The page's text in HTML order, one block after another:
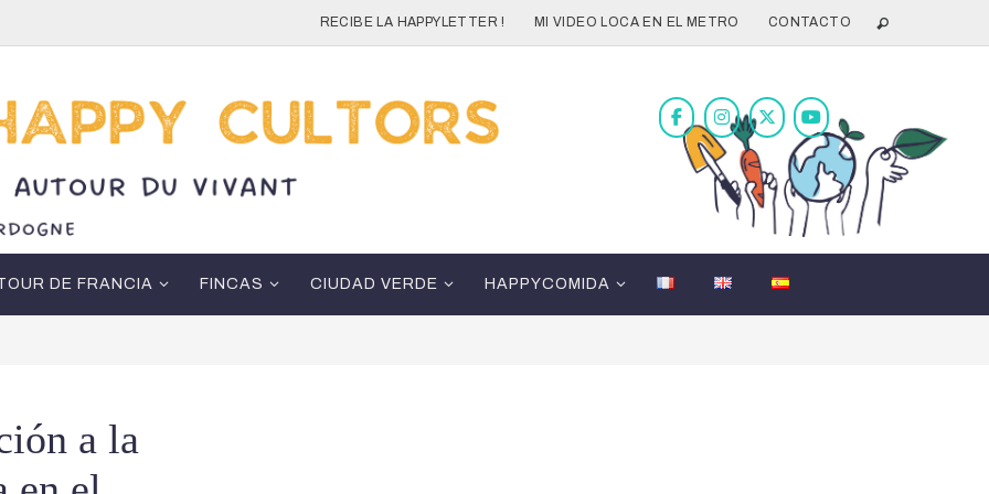
RECIBE LA HAPPYLETTER ! MI VIDEO LOCA EN EL METRO CONTACTO
DE FRANCIA FINCAS CIUDAD VERDE HAPPYCOMIDA
a la